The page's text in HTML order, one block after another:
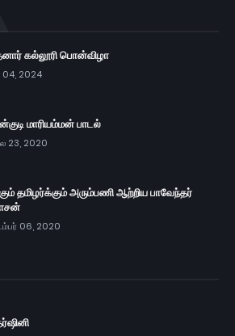
கல்லூரி பொன்விழா
04, 2024
மாரியம்மன் பாடல்
23, 2020
தமிழர்க்கும் அரும்பணி ஆற்றிய பாவேந்தர்
06, 2020